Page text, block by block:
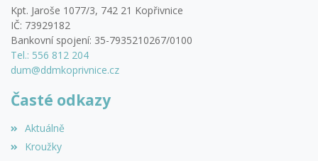
Kpt. Jaroše 1077/3, 742 21 Kopřivnice
IČ: 73929182
Bankovní spojení: 35-7935210267/0100
Tel.: 556 812 204
dum@ddmkoprivnice.cz
Časté odkazy
Aktuálně
Kroužky